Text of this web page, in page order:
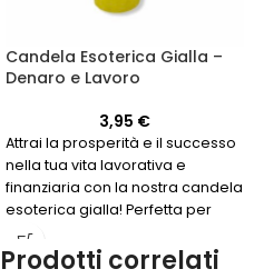
Candela Esoterica Gialla –
Denaro e Lavoro
3,95 €
Attrai la prosperità e il successo
nella tua vita lavorativa e
finanziaria con la nostra candela
esoterica gialla! Perfetta per
coloro che cercano energie
positive per il denaro e il lavoro.
Prodotti correlati